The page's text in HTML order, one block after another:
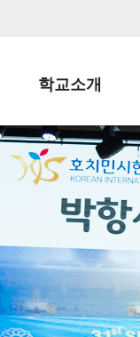
학교소개
학교장인사말
학생회장인사말
학교상징
학교 CI
교직원현황
학생현황